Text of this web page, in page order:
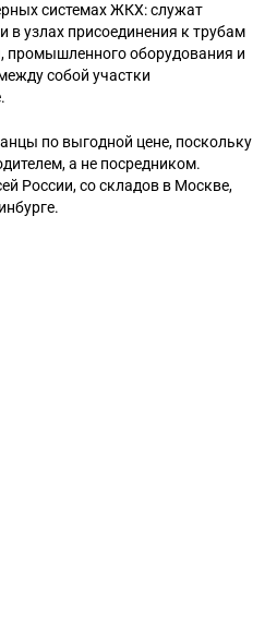
системах ЖКХ: служат
в узлах присоединения к трубам
промышленного оборудования и
собой участки
по выгодной цене, поскольку
а не посредником.
России, со складов в Москве,